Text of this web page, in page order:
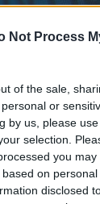
Not Process
of the sale,
or
by us, please
selection.
you may
on
disclosed
Le frasi
che tutti
alle frasi per
sui propri